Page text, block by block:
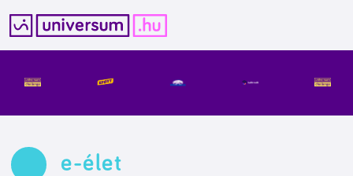
tartalomba
e-élet